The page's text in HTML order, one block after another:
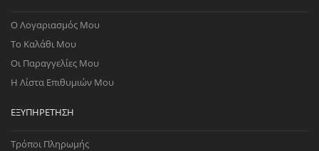
Ο Λογαριασμός Μου
Το Καλάθι Μου
Οι Παραγγελίες Μου
Η Λίστα Επιθυμιών Μου
ΕΞΥΠΗΡΈΤΗΣΗ
Τρόποι Πληρωμής